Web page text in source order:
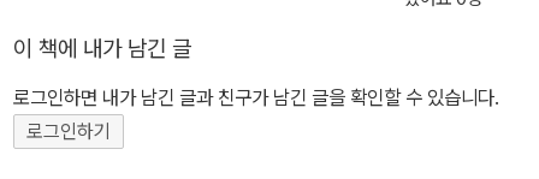
을 소유하여 어느 배우보다도 먼저 자가용을 구입했다는 그는 제작에
도 관심을 가져 주증녀 프로덕션을 차려 <그 여자는 행복했던가>(5
9, 송국)를 만들었으나 흥행에 실패하였다. 게다가 이혼과 스캔들에
이 책에 내가 남긴 글
로그인하면 내가 남긴 글과 친구가 남긴 글을 확인할 수 있습니다.
로그인하기